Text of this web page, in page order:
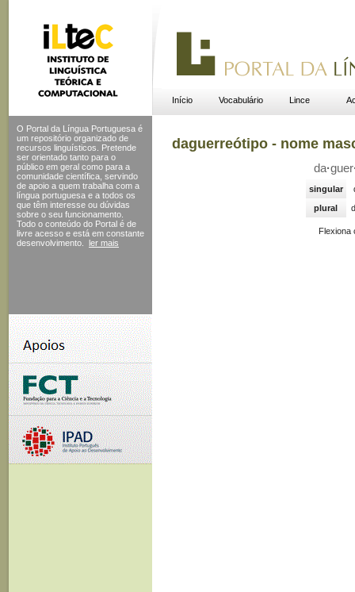
Início Vocabulário Lince
O Portal da Língua Portuguesa é
um repositório organizado de
recursos linguísticos. Pretende
ser orientado tanto para o
público em geral como para a
comunidade científica, servindo
de apoio a quem trabalha com a
língua portuguesa e a todos os
que têm interesse ou dúvidas
sobre o seu funcionamento.
Todo o conteúdo do Portal é de
livre acesso e está em constante
desenvolvimento.
ler mais
daguerreótipo - nome
da·guer
singular
plural
Flexiona